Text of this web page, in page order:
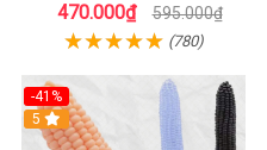
470.000₫ 595.000₫
(780)
-41%
Hot
5